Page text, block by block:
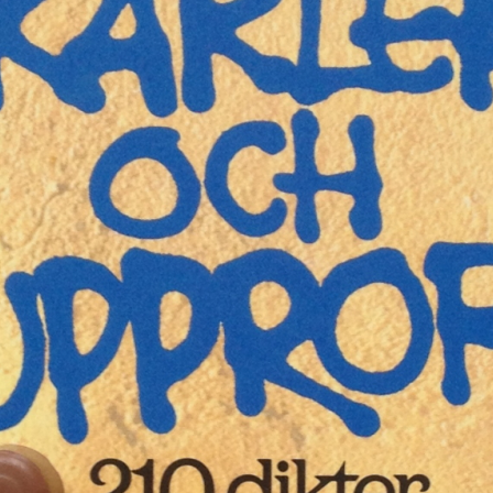
Filmatiseringar Framsidor
Historia Illustrerat Klass
Kvinnors liv
Kärlek
Läsa Nobelpriset
Nyutkommet Personligt Poesi
& samhälle Prisbelönt
Relationer Sorg
Storbritannien Summeringar
Tonår Ungdomsböcker
USA Utläst Vill läsa